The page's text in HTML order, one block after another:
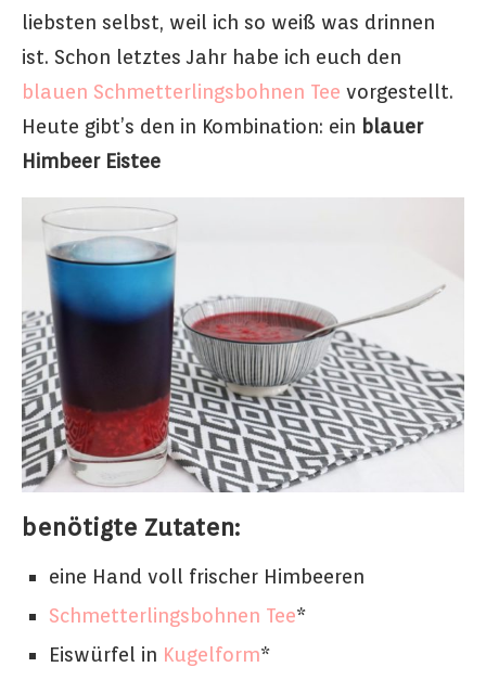
liebsten selbst, weil ich so weiß was drinnen
ist. Schon letztes Jahr habe ich euch den
blauen Schmetterlingsbohnen Tee vorgestellt.
Heute gibt’s den in Kombination: ein blauer
Himbeer Eistee
benötigte Zutaten:
eine Hand voll frischer Himbeeren
Schmetterlingsbohnen Tee*
Eiswürfel in Kugelform*